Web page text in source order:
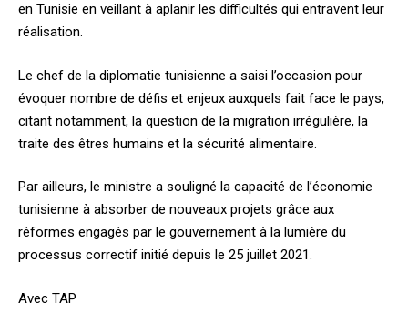
en Tunisie en veillant à aplanir les difficultés qui entravent leur
réalisation.
Le chef de la diplomatie tunisienne a saisi l’occasion pour
évoquer nombre de défis et enjeux auxquels fait face le pays,
citant notamment, la question de la migration irrégulière, la
traite des êtres humains et la sécurité alimentaire.
Par ailleurs, le ministre a souligné la capacité de l’économie
tunisienne à absorber de nouveaux projets grâce aux
réformes engagés par le gouvernement à la lumière du
processus correctif initié depuis le 25 juillet 2021.
Avec TAP